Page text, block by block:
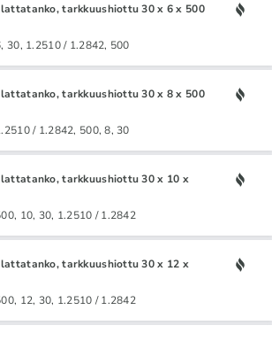
tarkkuushiottu 30 x 6 x 500
30, 1.2510 / 1.2842, 500
tarkkuushiottu 30 x 8 x 500
/ 1.2842, 500, 8, 30
tarkkuushiottu 30 x 10 x
10, 30, 1.2510 / 1.2842
tarkkuushiottu 30 x 12 x
12, 30, 1.2510 / 1.2842